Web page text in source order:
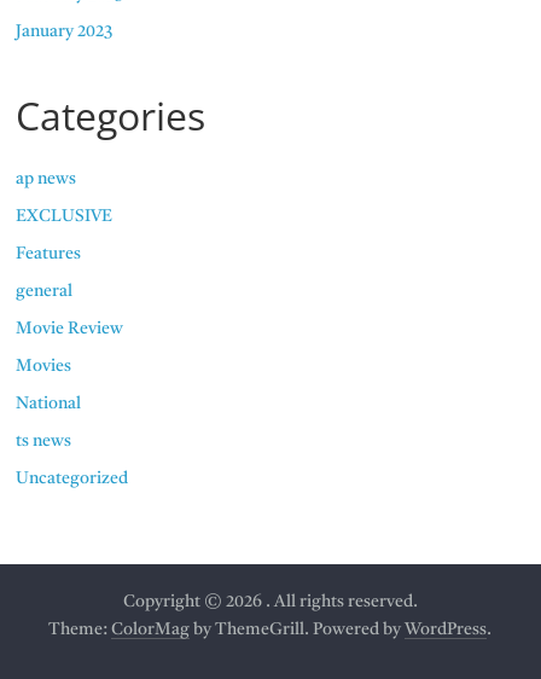
January 2023
Categories
ap news
EXCLUSIVE
Features
general
Movie Review
Movies
National
ts news
Uncategorized
Copyright © 2026 . All rights reserved.
Theme:ColorMag by ThemeGrill. Powered byWordPress.